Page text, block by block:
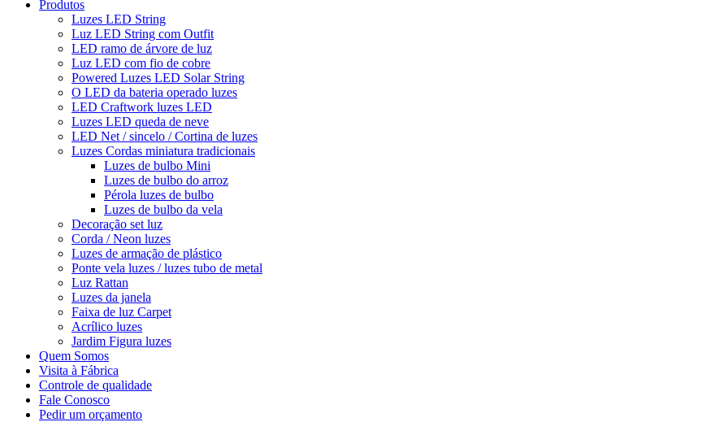
Produtos
Luzes LED String
Luz LED String com Outfit
LED ramo de árvore de luz
Luz LED com fio de cobre
Powered Luzes LED Solar String
O LED da bateria operado luzes
LED Craftwork luzes LED
Luzes LED queda de neve
LED Net / sincelo / Cortina de luzes
Luzes Cordas miniatura tradicionais
Luzes de bulbo Mini
Luzes de bulbo do arroz
Pérola luzes de bulbo
Luzes de bulbo da vela
Decoração set luz
Corda / Neon luzes
Luzes de armação de plástico
Ponte vela luzes / luzes tubo de metal
Luz Rattan
Luzes da janela
Faixa de luz Carpet
Acrílico luzes
Jardim Figura luzes
Quem Somos
Visita à Fábrica
Controle de qualidade
Fale Conosco
Pedir um orçamento